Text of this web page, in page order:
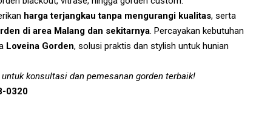
harga terjangkau tanpa mengurangi kualitas, serta
di area Malang dan sekitarnya. Percayakan kebutuhan
Loveina Gorden, solusi praktis dan stylish untuk hunian
konsultasi dan pemesanan gorden terbaik!
0320